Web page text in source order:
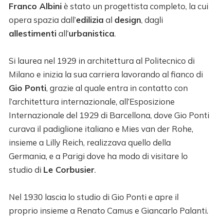
Franco Albiniè stato un progettista completo, la cui
opera spazia dall’edilizia al design, dagli
allestimentiall’urbanistica.
Si laurea nel 1929 in architettura al Politecnico di
Milano e inizia la sua carriera lavorando al fianco di
Gio Ponti, grazie al quale entra in contatto con
l’architettura internazionale, all’Esposizione
Internazionale del 1929 di Barcellona, dove Gio Ponti
curava il padiglione italiano e Mies van der Rohe,
insieme a Lilly Reich, realizzava quello della
Germania, e a Parigi dove ha modo di visitare lo
studio di Le Corbusier.
Nel 1930 lascia lo studio di Gio Ponti e apre il
proprio insieme a Renato Camus e Giancarlo Palanti.